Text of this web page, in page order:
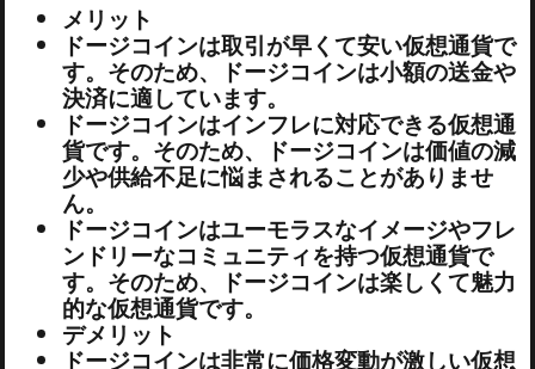
メリット
ドージコインは取引が早くて安い仮想通貨で
す。そのため、ドージコインは小額の送金や
決済に適しています。
ドージコインはインフレに対応できる仮想通
貨です。そのため、ドージコインは価値の減
少や供給不足に悩まされることがありませ
ん。
ドージコインはユーモラスなイメージやフレ
ンドリーなコミュニティを持つ仮想通貨で
す。そのため、ドージコインは楽しくて魅力
的な仮想通貨です。
デメリット
ドージコインは非常に価格変動が激しい仮想